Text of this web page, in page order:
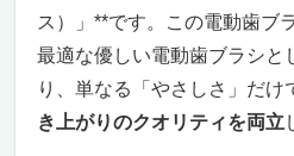
ス）」**です。この電動歯ブ
最適な優しい電動歯ブラシと
り、単なる「やさしさ」だけ
き上がりのクオリティを両立